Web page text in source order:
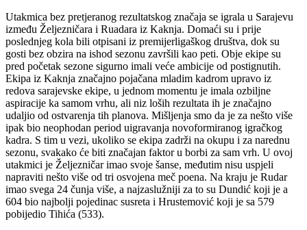
Utakmica bez pretjeranog rezultatskog značaja se igrala u Sarajevu
između Željezničara i Ruadara iz Kaknja. Domaći su i prije
poslednjeg kola bili otpisani iz premijerligaškog društva, dok su
gosti bez obzira na ishod sezonu završili kao peti. Obje ekipe su
pred početak sezone sigurno imali veće ambicije od postignutih.
Ekipa iz Kaknja značajno pojačana mladim kadrom upravo iz
redova sarajevske ekipe, u jednom momentu je imala ozbiljne
aspiracije ka samom vrhu, ali niz loših rezultata ih je značajno
udaljio od ostvarenja tih planova. Mišljenja smo da je za nešto više
ipak bio neophodan period uigravanja novoformiranog igračkog
kadra. S tim u vezi, ukoliko se ekipa zadrži na okupu i za narednu
sezonu, svakako će biti značajan faktor u borbi za sam vrh. U ovoj
utakmici je Željezničar imao svoje šanse, međutim nisu uspjeli
napraviti nešto više od tri osvojena meč poena. Na kraju je Rudar
imao svega 24 čunja više, a najzaslužniji za to su Dundić koji je a
604 bio najbolji pojedinac susreta i Hrustemović koji je sa 579
pobijedio Tihića (533).